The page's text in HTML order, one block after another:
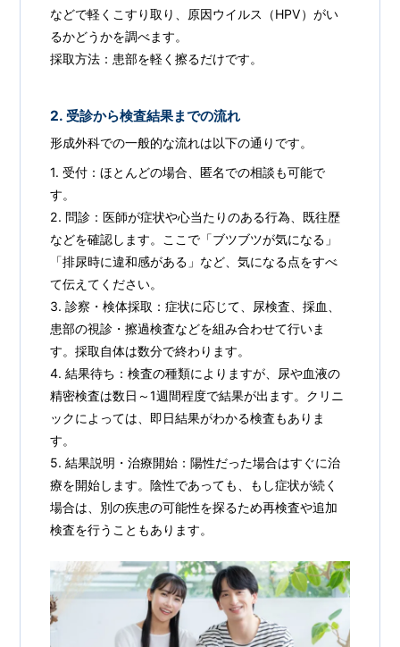
などで軽くこすり取り、原因ウイルス（HPV）がい
るかどうかを調べます。
採取方法：患部を軽く擦るだけです。
2. 受診から検査結果までの流れ
形成外科での一般的な流れは以下の通りです。
1. 受付：ほとんどの場合、匿名での相談も可能で
す。
2. 問診：医師が症状や心当たりのある行為、既往歴
などを確認します。ここで「ブツブツが気になる」
「排尿時に違和感がある」など、気になる点をすべ
て伝えてください。
3. 診察・検体採取：症状に応じて、尿検査、採血、
患部の視診・擦過検査などを組み合わせて行いま
す。採取自体は数分で終わります。
4. 結果待ち：検査の種類によりますが、尿や血液の
精密検査は数日～1週間程度で結果が出ます。クリニ
ックによっては、即日結果がわかる検査もありま
す。
5. 結果説明・治療開始：陽性だった場合はすぐに治
療を開始します。陰性であっても、もし症状が続く
場合は、別の疾患の可能性を探るため再検査や追加
検査を行うこともあります。